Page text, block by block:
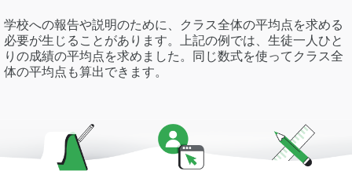
学校への報告や説明のために、クラス全体の平均点を求める
必要が生じることがあります。上記の例では、生徒一人ひと
りの成績の平均点を求めました。同じ数式を使ってクラス全
体の平均点も算出できます。